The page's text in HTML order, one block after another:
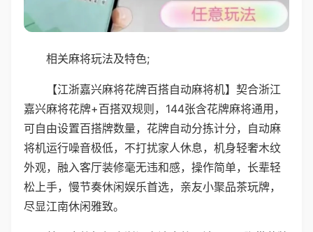
相关麻将玩法及特色;
【江浙嘉兴麻将花牌百搭自动麻将机】契合浙江
嘉兴麻将花牌+百搭双规则，144张含花牌麻将通用，
可自由设置百搭牌数量，花牌自动分拣计分，自动麻
将机运行噪音极低，不打扰家人休息，机身轻奢木纹
外观，融入客厅装修毫无违和感，操作简单，长辈轻
松上手，慢节奏休闲娱乐首选，亲友小聚品茶玩牌，
尽显江南休闲雅致。